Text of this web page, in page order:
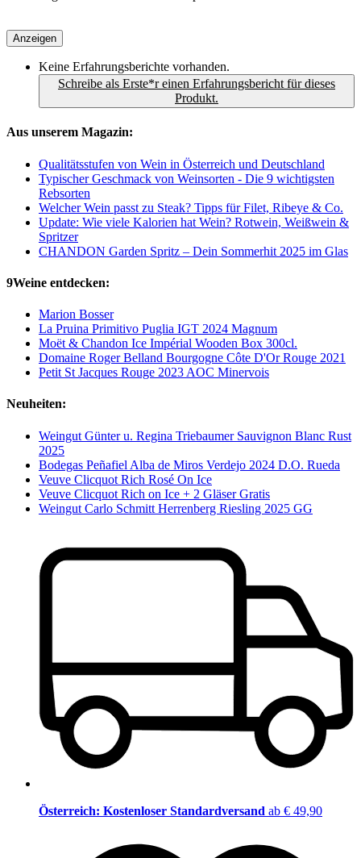
Anzeigen
Keine Erfahrungsberichte vorhanden.
Schreibe als Erste*r einen Erfahrungsbericht für dieses
Produkt.
Aus unserem Magazin:
Qualitätsstufen von Wein in Österreich und Deutschland
Typischer Geschmack von Weinsorten - Die 9 wichtigsten
Rebsorten
Welcher Wein passt zu Steak? Tipps für Filet, Ribeye & Co.
Update: Wie viele Kalorien hat Wein? Rotwein, Weißwein &
Spritzer
CHANDON Garden Spritz – Dein Sommerhit 2025 im Glas
9Weine entdecken:
Marion Bosser
La Pruina Primitivo Puglia IGT 2024 Magnum
Moët & Chandon Ice Impérial Wooden Box 300cl.
Domaine Roger Belland Bourgogne Côte D'Or Rouge 2021
Petit St Jacques Rouge 2023 AOC Minervois
Neuheiten:
Weingut Günter u. Regina Triebaumer Sauvignon Blanc Rust
2025
Bodegas Peñafiel Alba de Miros Verdejo 2024 D.O. Rueda
Veuve Clicquot Rich Rosé On Ice
Veuve Clicquot Rich on Ice + 2 Gläser Gratis
Weingut Carlo Schmitt Herrenberg Riesling 2025 GG
Österreich: Kostenloser Standardversand ab € 49,90